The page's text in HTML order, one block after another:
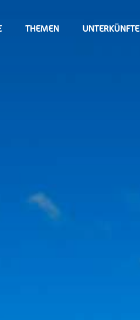
THEMEN UNTERKÜNFTE